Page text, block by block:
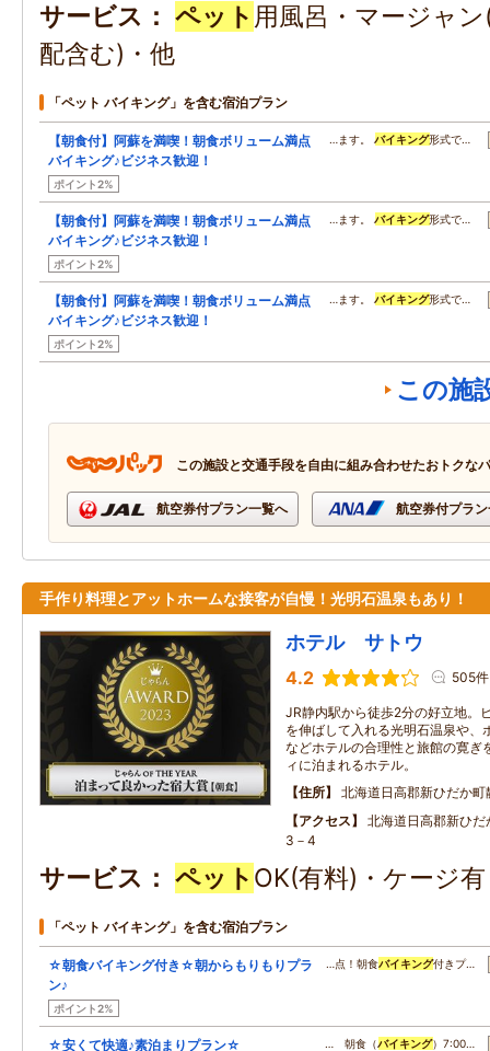
サービス ペット 用風呂・マージャ
配含む)・他
「ペット バイキング」を含む宿泊プラン
【朝食付】阿蘇を満喫！朝食ボリューム満点
バイキング♪ビジネス歓迎！
ポイント2%
…ます。バイキング形式で…
【朝食付】阿蘇を満喫！朝食ボリューム満点
バイキング♪ビジネス歓迎！
ポイント2%
…ます。バイキング形式で…
【朝食付】阿蘇を満喫！朝食ボリューム満点
バイキング♪ビジネス歓迎！
ポイント2%
…ます。バイキング形式で…
この施
この施設と交通手段を自由に組み合わせたおトクな
航空券付プラン一覧へ 航空券付プラ
手作り料理とアットホームな接客が自慢！光明石温泉もあり！
ホテル サトウ
4.2 505件
JR静内駅から徒歩2分の好立地。
を伸ばして入れる光明石温泉や、
などホテルの合理性と旅館の寛ぎ
ィに泊まれるホテル。
住所
北海道日高郡新ひだか
アクセス
北海道日高郡新ひ
3－4
サービス ペット OK(有料)・ケージ
「ペット バイキング」を含む宿泊プラン
☆朝食バイキング付き☆朝からもりもりプラ
ン♪
ポイント2%
…点！朝食バイキング付きプ…
☆安くて快適♪素泊まりプラン☆ … 朝食（バイキング）7:00…